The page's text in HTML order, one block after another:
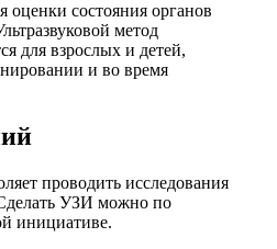
оценки состояния органов
метод
для взрослых и детей,
и во время
проводить исследования
УЗИ можно по
инициативе.